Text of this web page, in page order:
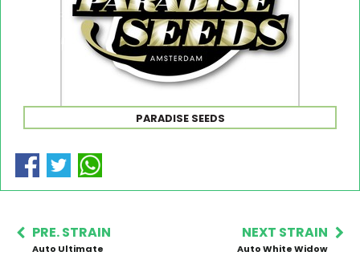
PARADISE SEEDS
PRE. STRAIN
Auto Ultimate
NEXT STRAIN
Auto White Widow